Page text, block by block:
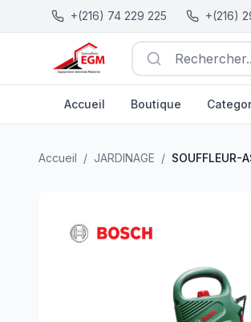
+(216) 74 229 225 +(216)
Accueil Boutique
Accueil / JARDINAGE / SOUFFLEUR-